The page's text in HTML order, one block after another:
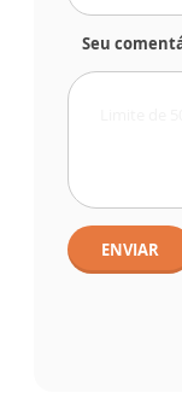
Seu
ENVIAR